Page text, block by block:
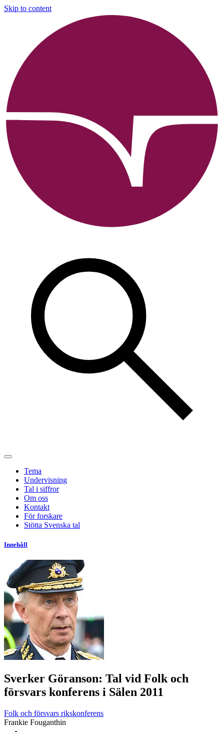
Skip to content
Tema
Undervisning
Tal i siffror
Om oss
Kontakt
För forskare
Stötta Svenska tal
Innehåll
Sverker Göranson: Tal vid Folk och
försvars konferens i Sälen 2011
Folk och försvars rikskonferens
Frankie Fouganthin